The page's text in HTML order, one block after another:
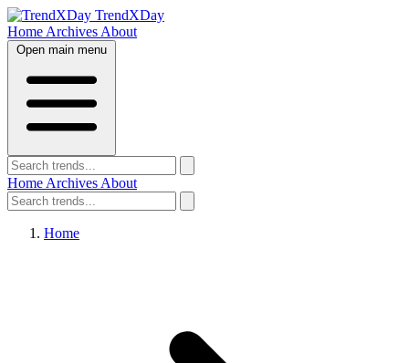
TrendXDay
Home Archives About
Open main menu
Home Archives About
Home